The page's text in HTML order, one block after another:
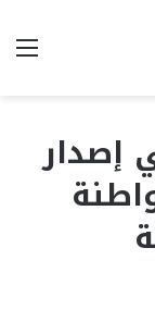
إصدار